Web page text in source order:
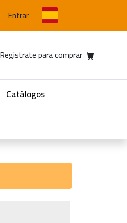
Entrar
Registrate para comprar
Catálogos